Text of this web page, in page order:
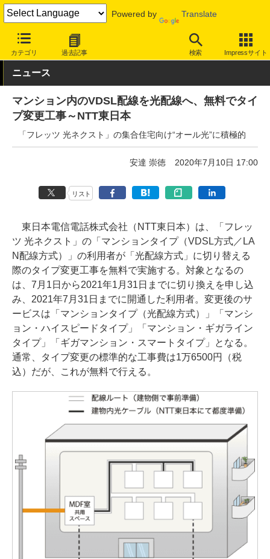
Powered by Translate
カテゴリ 過去記事 検索 Impressサイト
INTERNET Watch サービス/ソフト 固定回線
ニュース
マンション内のVDSL配線を光配線へ、無料でタイ
プ変更工事～NTT東日本
「フレッツ 光ネクスト」の集合住宅向け“オール光”に積極的
安達 崇徳 2020年7月10日 17:00
リスト
東日本電信電話株式会社（NTT東日本）は、「フレッ
ツ 光ネクスト」の「マンションタイプ（VDSL方式／LA
N配線方式）」の利用者が「光配線方式」に切り替える
際のタイプ変更工事を無料で実施する。対象となるの
は、7月1日から2021年1月31日までに切り換えを申し込
み、2021年7月31日までに開通した利用者。変更後のサ
ービスは「マンションタイプ（光配線方式）」「マンシ
ョン・ハイスピードタイプ」「マンション・ギガライン
タイプ」「ギガマンション・スマートタイプ」となる。
通常、タイプ変更の標準的な工事費は1万6500円（税
込）だが、これが無料で行える。